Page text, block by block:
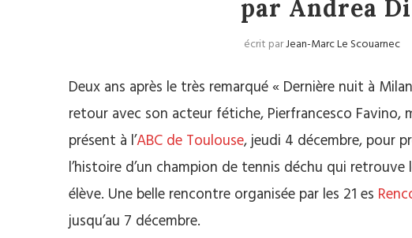
par Andrea
écrit parJean-Marc Le Scouarnec
Deux ans après le très remarqué « Dernière nuit à
retour avec son acteur fétiche, Pierfrancesco Favino,
présent à l’ABC de Toulouse, jeudi 4 décembre, pour
l’histoire d’un champion de tennis déchu qui
élève. Une belle rencontre organisée par les 21 es
jusqu’au 7 décembre.